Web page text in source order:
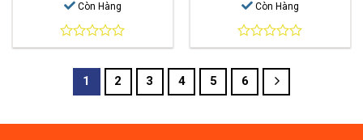
Còn Hàng
0
Còn Hàng
0
of
5
1 2 3 4 5 6